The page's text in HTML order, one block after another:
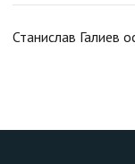
Станислав Галиев